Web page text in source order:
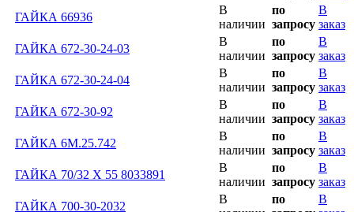
ГАЙКА 66936
В
наличии
по
запросу
В
заказ
ГАЙКА 672-30-24-03
В
наличии
по
запросу
В
заказ
ГАЙКА 672-30-24-04
В
наличии
по
запросу
В
заказ
ГАЙКА 672-30-92
В
наличии
по
запросу
В
заказ
ГАЙКА 6М.25.742
В
наличии
по
запросу
В
заказ
ГАЙКА 70/32 Х 55 8033891
В
наличии
по
запросу
В
заказ
ГАЙКА 700-30-2032
В
по
В